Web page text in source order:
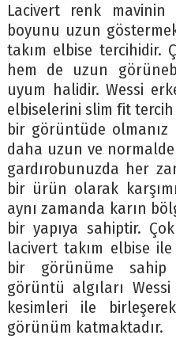
Lacivert renk
boyunu uzun
takım elbise tercihidir.
hem de uzun
uyum halidir. Wessi
elbiselerini slim fit
bir görüntüde olmanız
daha uzun ve
gardırobunuzda her
bir ürün olarak
aynı zamanda karın
bir yapıya sahiptir.
lacivert takım elbise
bir görünüme sahip
görüntü algıları
kesimleri ile
görünüm katmaktadır.